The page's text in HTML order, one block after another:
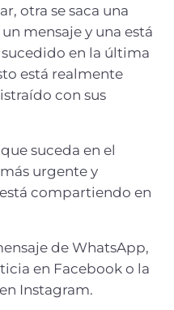
otra se saca una
mensaje y una está
en la última
está realmente
con sus
suceda en el
urgente y
compartiendo en
de WhatsApp,
en Facebook o la
Instagram.